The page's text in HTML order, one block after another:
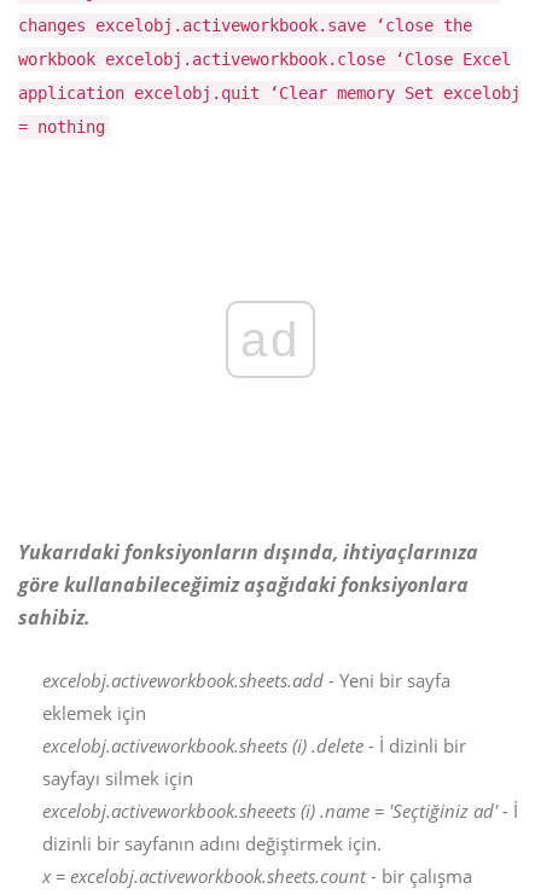
changes excelobj.activeworkbook.save ‘close the
workbook excelobj.activeworkbook.close ‘Close Excel
application excelobj.quit ‘Clear memory Set excelobj
= nothing
ad
Yukarıdaki fonksiyonların dışında, ihtiyaçlarınıza
göre kullanabileceğimiz aşağıdaki fonksiyonlara
sahibiz.
excelobj.activeworkbook.sheets.add - Yeni bir sayfa
eklemek için
excelobj.activeworkbook.sheets (i) .delete - İ dizinli bir
sayfayı silmek için
excelobj.activeworkbook.sheeets (i) .name = 'Seçtiğiniz ad' - İ
dizinli bir sayfanın adını değiştirmek için.
x = excelobj.activeworkbook.sheets.count - bir çalışma